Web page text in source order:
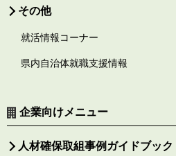
その他
就活情報コーナー
県内自治体就職支援情報
企業向けメニュー
人材確保取組事例ガイドブック